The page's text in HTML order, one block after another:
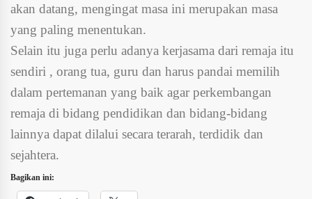
akan datang, mengingat masa ini merupakan masa
yang paling menentukan.
Selain itu juga perlu adanya kerjasama dari remaja itu
sendiri , orang tua, guru dan harus pandai memilih
dalam pertemanan yang baik agar perkembangan
remaja di bidang pendidikan dan bidang-bidang
lainnya dapat dilalui secara terarah, terdidik dan
sejahtera.
Bagikan ini: